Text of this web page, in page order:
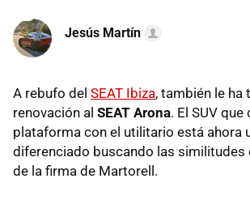
Jesús Martín
A rebufo del SEAT Ibiza, también le ha
renovación al SEAT Arona. El SUV
plataforma con el utilitario está ahora
diferenciado buscando las similitudes
de la firma de Martorell.